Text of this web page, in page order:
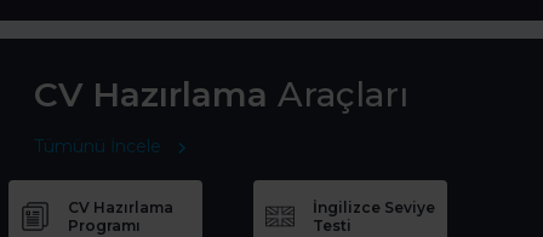
CV Hazırlama Araçları
Tümünü İncele
CV Hazırlama
Programı
İngilizce Seviye
Testi